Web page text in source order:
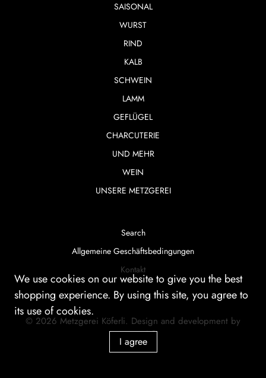
SAISONAL
WURST
RIND
KALB
SCHWEIN
LAMM
GEFLÜGEL
CHARCUTERIE
UND MEHR
WEIN
UNSERE METZGEREI
Search
Allgemeine Geschäftsbedingungen
Kontakt
© 2026 Metzgerei Köferli. Design and development by
smartera AG
We use cookies on our website to give you the best
shopping experience. By using this site, you agree to
its use of cookies.
I agree